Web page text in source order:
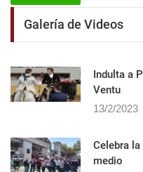
Galería de Videos
Indulta a
Ventu
13/2/2023
Celebra
medio